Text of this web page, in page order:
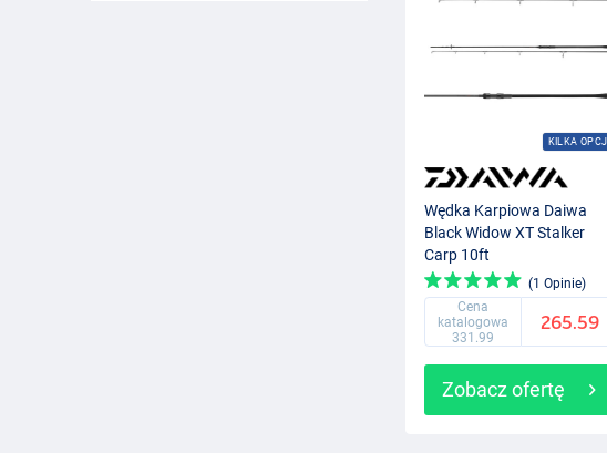
KILKA OPCJI
Wędka Karpiowa Daiwa
Black Widow XT Stalker
Carp 10ft
(1 Opinie)
Cena
katalogowa
331.99
265.59
Zobacz ofertę